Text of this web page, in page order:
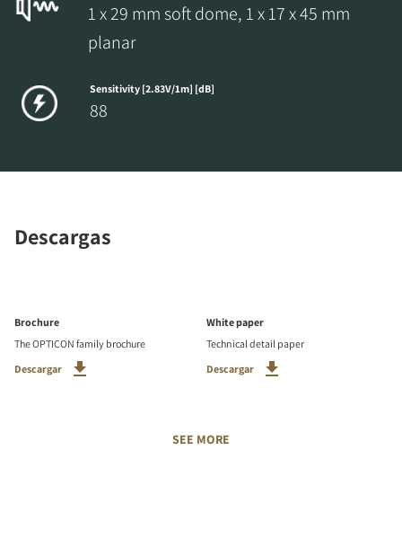
1 x 29 mm soft dome, 1 x 17 x 45 mm
planar
Sensitivity [2.83V/1m] [dB]
88
Descargas
Brochure
The OPTICON family brochure
Descargar
White paper
Technical detail paper
Descargar
SEE MORE